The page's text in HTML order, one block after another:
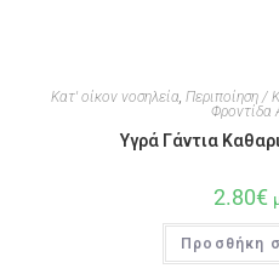
Κατ' οίκον νοσηλεία, Περιποίηση /
Φροντίδα
Υγρά Γάντια
2.80€
Προσθήκη